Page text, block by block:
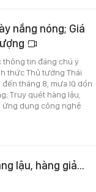
nắng nóng; Giá
thông tin đáng chú ý
thức Thủ tướng Thái
đến tháng 8, mưa lũ dồn
Truy quét hàng lậu,
ứng dụng công nghệ
lậu, hàng giả...